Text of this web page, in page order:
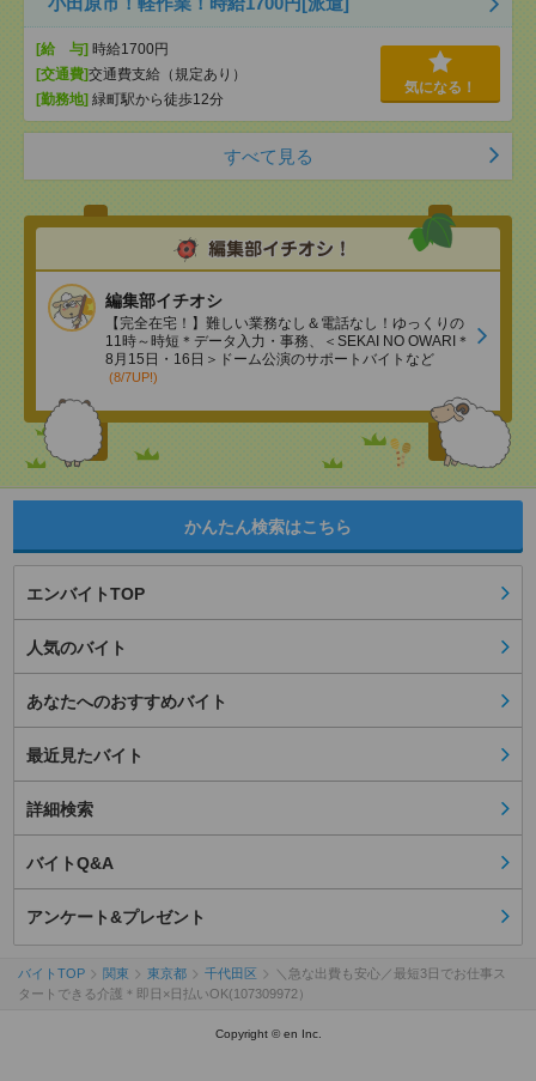
[給 与] 時給1700円
[交通費]交通費支給（規定あり）
[勤務地] 緑町駅から徒歩12分
気になる！
すべて見る
編集部イチオシ
【完全在宅！】難しい業務なし＆電話なし！ゆっくりの
11時～時短＊データ入力・事務、＜SEKAI NO OWARI＊
8月15日・16日＞ドーム公演のサポートバイトなど
(8/7UP!)
かんたん検索はこちら
エンバイトTOP
人気のバイト
あなたへのおすすめバイト
最近見たバイト
詳細検索
バイトQ&A
アンケート&プレゼント
バイトTOP 関東 東京都 千代田区
＼急な出費も安心／最短3日でお仕事ス
タートできる介護＊即日×日払いOK(107309972）
Copyright © en Inc.